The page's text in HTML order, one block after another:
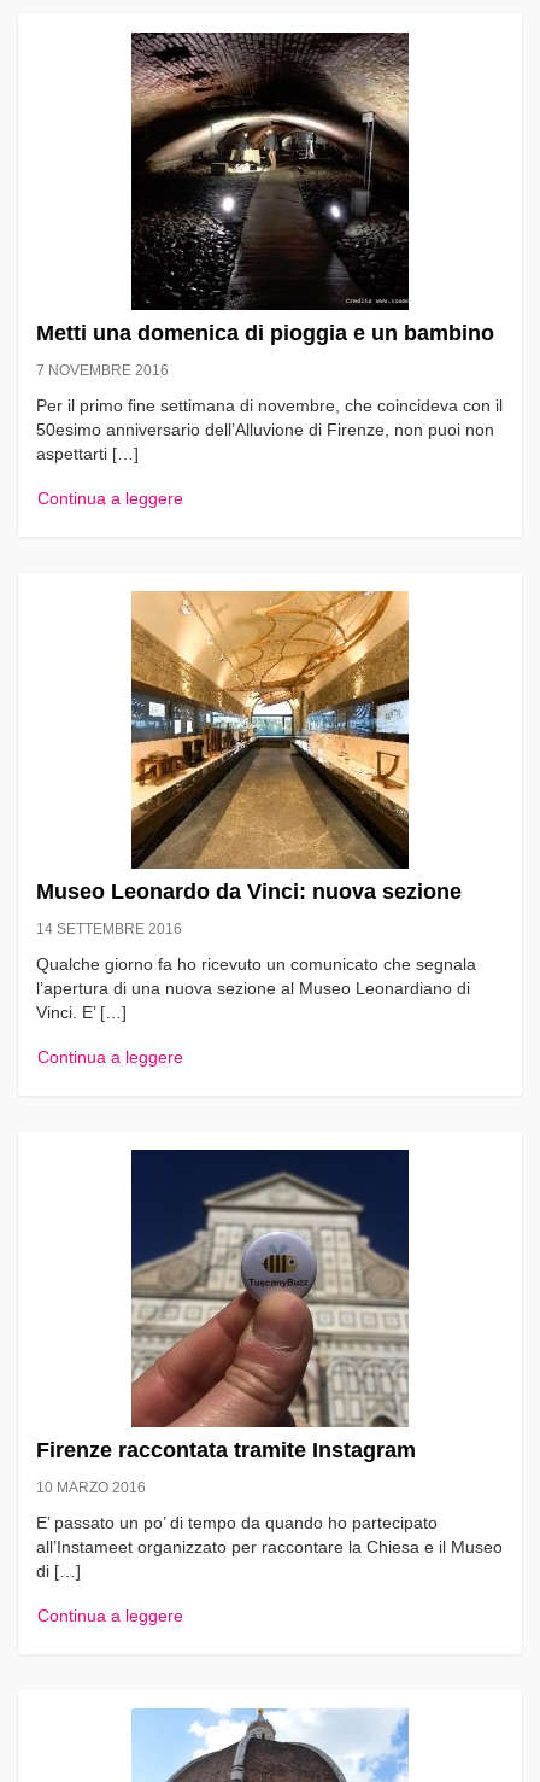
Metti una domenica di pioggia e un bambino
7 NOVEMBRE 2016
Per il primo fine settimana di novembre, che coincideva con il
50esimo anniversario dell’Alluvione di Firenze, non puoi non
aspettarti […]
Continua a leggere
Museo Leonardo da Vinci: nuova sezione
14 SETTEMBRE 2016
Qualche giorno fa ho ricevuto un comunicato che segnala
l’apertura di una nuova sezione al Museo Leonardiano di
Vinci. E’ […]
Continua a leggere
Firenze raccontata tramite Instagram
10 MARZO 2016
E’ passato un po’ di tempo da quando ho partecipato
all’Instameet organizzato per raccontare la Chiesa e il Museo
di […]
Continua a leggere